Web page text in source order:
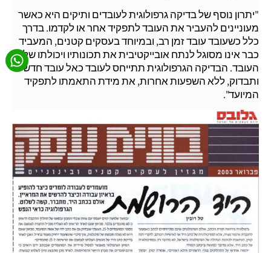
"יתרון נוסף של בדיקה גרפולוגית לעובדים ותיקים היא כאשר
מעוניינים להעביר את העובד לתפקיד אחר או לקדמו. בדרך
כלל כשעובד עובד זמן רב, ובמיוחד בעסקים קטנים, המעביד
כבר אינו מסוגל לנתח אובייקטיבית את תכונותיו ויכולתו של
העובד. הבדיקה הגרפולוגית תתייחס לעובד כאל עובד חדש
ותבדוק, ללא השפעות אחרות, את מידת התאמתו לתפקיד
המיועד".